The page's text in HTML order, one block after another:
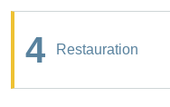
4 Restauration